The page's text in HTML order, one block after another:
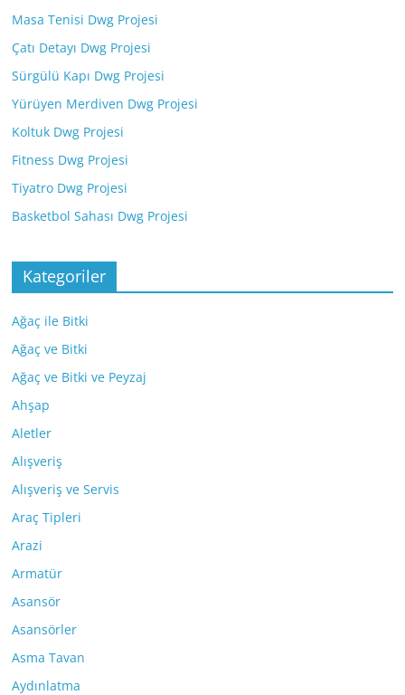
Masa Tenisi Dwg Projesi
Çatı Detayı Dwg Projesi
Sürgülü Kapı Dwg Projesi
Yürüyen Merdiven Dwg Projesi
Koltuk Dwg Projesi
Fitness Dwg Projesi
Tiyatro Dwg Projesi
Basketbol Sahası Dwg Projesi
Kategoriler
Ağaç ile Bitki
Ağaç ve Bitki
Ağaç ve Bitki ve Peyzaj
Ahşap
Aletler
Alışveriş
Alışveriş ve Servis
Araç Tipleri
Arazi
Armatür
Asansör
Asansörler
Asma Tavan
Aydınlatma